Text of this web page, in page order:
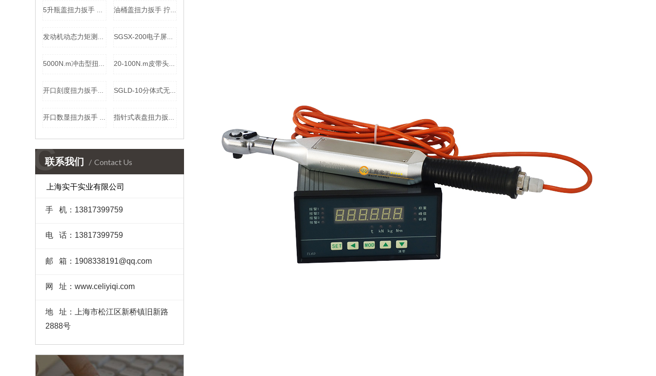
5升瓶盖扭力扳手 2nm瓶盖扭力测试仪 瓶盖手动数字力矩扳手价格 油桶盖扭力扳手 拧桶盖头检测扳手 旋开松紧扭力桶盖工具厂家
发动机动态力矩测试仪 电机动态扭力检定仪 小量程电机转矩测量仪厂家 SGSX-200电子屏数显扭力扳手厂家 40-200N.m数字显示扭矩扳手价格
5000N.m冲击型扭矩检测仪 数显扭力检验测量仪 冲击扳手扭矩校准仪价格 20-100N.m皮带头扭矩扳手 皮带数字扭力扳手 可调式扭力工具实干
开口刻度扭力扳手100NM 可预设报警值预置式扭矩扳手 开口头力矩扳手价格 SGLD-10分体式无线测力计 10T 手持仪表距离读数拉力计 船舶锚链拉力无线测力仪价格
开口数显扭力扳手 20～100N.m 开口扭矩扳手 开口式数显扭矩扳手价格 指针式表盘扭力扳手1000N.m 食品行业手动紧固检测表盘扳手厂家（直观读数 ）
联系我们 Contact Us
C
上海实干实业有限公司
手 机：13817399759
电 话：13817399759
邮 箱：1908338191@qq.com
网 址：www.celiyiqi.com
地 址：上海市松江区新桥镇旧新路
2888号